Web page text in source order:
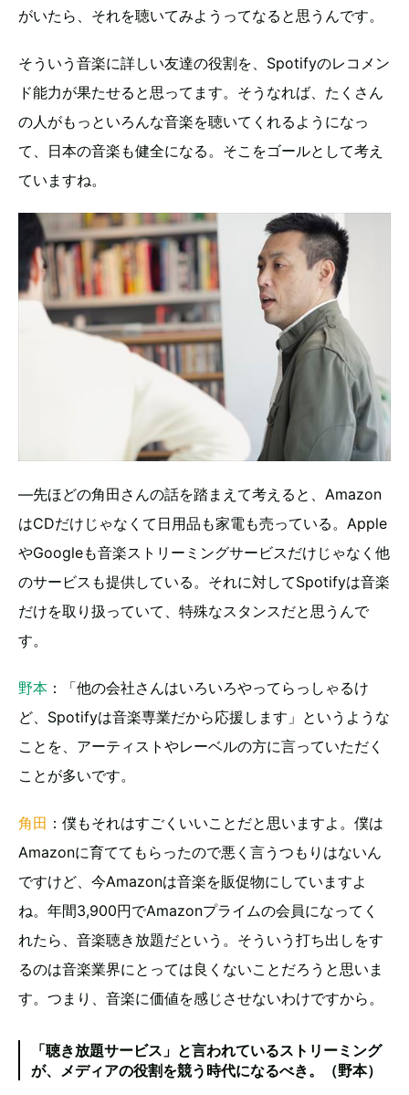
がいたら、それを聴いてみようってなると思うんです。
そういう音楽に詳しい友達の役割を、Spotifyのレコメン
ド能力が果たせると思ってます。そうなれば、たくさん
の人がもっといろんな音楽を聴いてくれるようになっ
て、日本の音楽も健全になる。そこをゴールとして考え
ていますね。
―先ほどの角田さんの話を踏まえて考えると、Amazon
はCDだけじゃなくて日用品も家電も売っている。Apple
やGoogleも音楽ストリーミングサービスだけじゃなく他
のサービスも提供している。それに対してSpotifyは音楽
だけを取り扱っていて、特殊なスタンスだと思うんで
す。
野本 ：「他の会社さんはいろいろやってらっしゃるけ
ど、Spotifyは音楽専業だから応援します」というような
ことを、アーティストやレーベルの方に言っていただく
ことが多いです。
角田 ：僕もそれはすごくいいことだと思いますよ。僕は
Amazonに育ててもらったので悪く言うつもりはないん
ですけど、今Amazonは音楽を販促物にしていますよ
ね。年間3,900円でAmazonプライムの会員になってく
れたら、音楽聴き放題だという。そういう打ち出しをす
るのは音楽業界にとっては良くないことだろうと思いま
す。つまり、音楽に価値を感じさせないわけですから。
「聴き放題サービス」と言われているストリーミング
が、メディアの役割を競う時代になるべき。（野本）